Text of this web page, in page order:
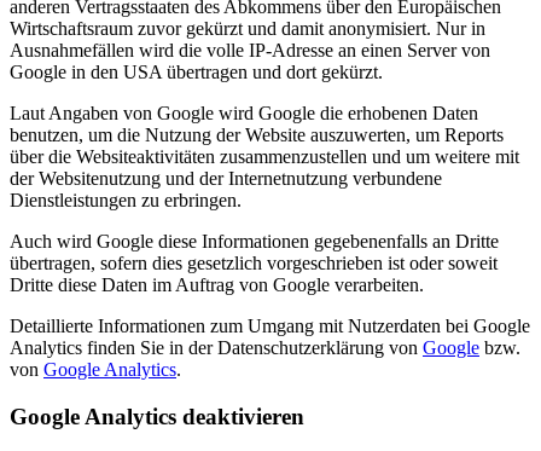
anderen Vertragsstaaten des Abkommens über den Europäischen
Wirtschaftsraum zuvor gekürzt und damit anonymisiert. Nur in
Ausnahmefällen wird die volle IP-Adresse an einen Server von
Google in den USA übertragen und dort gekürzt.
Laut Angaben von Google wird Google die erhobenen Daten
benutzen, um die Nutzung der Website auszuwerten, um Reports
über die Websiteaktivitäten zusammenzustellen und um weitere mit
der Websitenutzung und der Internetnutzung verbundene
Dienstleistungen zu erbringen.
Auch wird Google diese Informationen gegebenenfalls an Dritte
übertragen, sofern dies gesetzlich vorgeschrieben ist oder soweit
Dritte diese Daten im Auftrag von Google verarbeiten.
Detaillierte Informationen zum Umgang mit Nutzerdaten bei Google
Analytics finden Sie in der Datenschutzerklärung von Google bzw.
von Google Analytics.
Google Analytics deaktivieren